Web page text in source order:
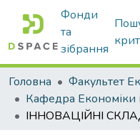
Фонди
та
зібрання
Головна